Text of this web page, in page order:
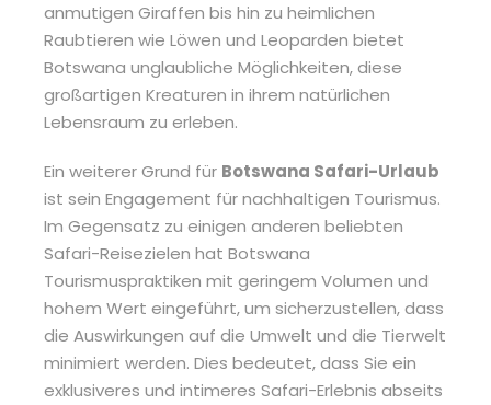
anmutigen Giraffen bis hin zu heimlichen
Raubtieren wie Löwen und Leoparden bietet
Botswana unglaubliche Möglichkeiten, diese
großartigen Kreaturen in ihrem natürlichen
Lebensraum zu erleben.
Ein weiterer Grund für Botswana Safari-Urlaub
ist sein Engagement für nachhaltigen Tourismus.
Im Gegensatz zu einigen anderen beliebten
Safari-Reisezielen hat Botswana
Tourismuspraktiken mit geringem Volumen und
hohem Wert eingeführt, um sicherzustellen, dass
die Auswirkungen auf die Umwelt und die Tierwelt
minimiert werden. Dies bedeutet, dass Sie ein
exklusiveres und intimeres Safari-Erlebnis abseits